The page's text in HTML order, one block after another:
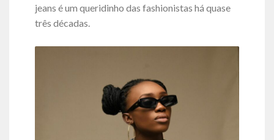
jeans é um queridinho das fashionistas há quase
três décadas.